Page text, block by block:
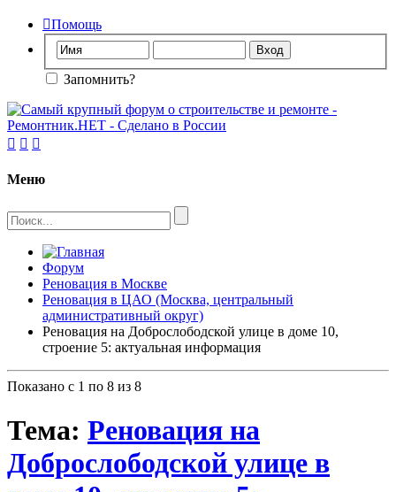
Помощь
Запомнить?
  
Меню
Форум
Реновация в Москве
Реновация в ЦАО (Москва, центральный
административный округ)
Реновация на Доброслободской улице в доме 10,
строение 5: актуальная информация
Показано с 1 по 8 из 8
Тема: Реновация на
Доброслободской улице в